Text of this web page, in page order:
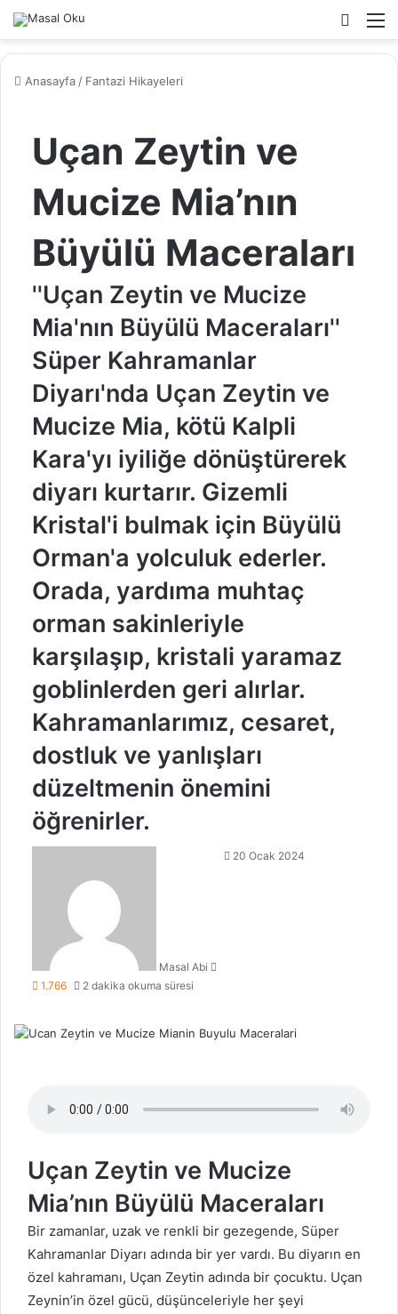
Arama
yap
Anasayfa / Fantazi Hikayeleri
Uçan Zeytin ve
Mucize Mia’nın
Büyülü Maceraları
''Uçan Zeytin ve Mucize
Mia'nın Büyülü Maceraları''
Süper Kahramanlar
Diyarı'nda Uçan Zeytin ve
Mucize Mia, kötü Kalpli
Kara'yı iyiliğe dönüştürerek
diyarı kurtarır. Gizemli
Kristal'i bulmak için Büyülü
Orman'a yolculuk ederler.
Orada, yardıma muhtaç
orman sakinleriyle
karşılaşıp, kristali yaramaz
goblinlerden geri alırlar.
Kahramanlarımız, cesaret,
dostluk ve yanlışları
düzeltmenin önemini
öğrenirler.
Masal Abi
Bir 20 Ocak 2024
1.766 2 dakika okuma süresi
Uçan Zeytin ve Mucize
Mia’nın Büyülü Maceraları
Bir zamanlar, uzak ve renkli bir gezegende, Süper
Kahramanlar Diyarı adında bir yer vardı. Bu diyarın en
özel kahramanı, Uçan Zeytin adında bir çocuktu. Uçan
Zeynin’in özel gücü, düşünceleriyle her şeyi